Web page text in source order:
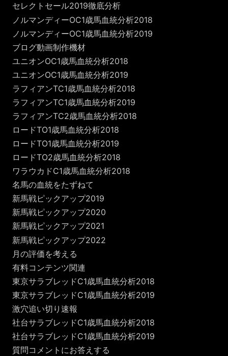
セレクトセール2019徹底分析
ノルマンディーOC1歳馬血統分析2018
ノルマンディーOC1歳馬血統分析2019
ブログ動画制作機材
ユニオンOC1歳馬血統分析2018
ユニオンOC1歳馬血統分析2019
ラフィアンTC1歳馬血統分析2018
ラフィアンTC1歳馬血統分析2019
ラフィアンTC2歳馬血統分析2018
ロードTO1歳馬血統分析2018
ロードTO1歳馬血統分析2019
ロードTO2歳馬血統分析2018
ワラウカドC1歳馬血統分析2018
名馬の血統をたずねて
新馬戦ピックアップ2019
新馬戦ピックアップ2020
新馬戦ピックアップ2021
新馬戦ピックアップ2022
月の評価を考える
有料コンテンツ関連
東京サラブレッドC1歳馬血統分析2018
東京サラブレッドC1歳馬血統分析2019
激穴追い切り速報
社台サラブレッドC1歳馬血統分析2018
社台サラブレッドC1歳馬血統分析2019
質問コメントにお答えする